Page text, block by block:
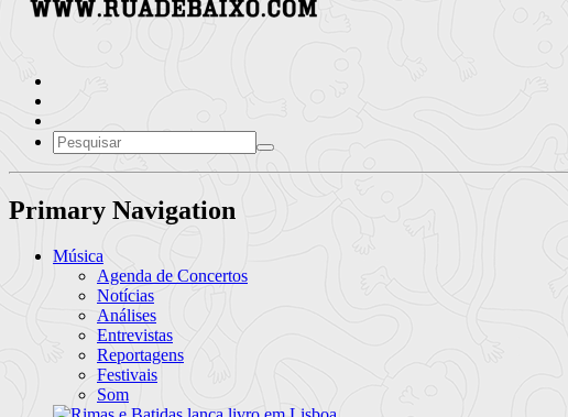
Primary Navigation
Música
Agenda de Concertos
Notícias
Análises
Entrevistas
Reportagens
Festivais
Som